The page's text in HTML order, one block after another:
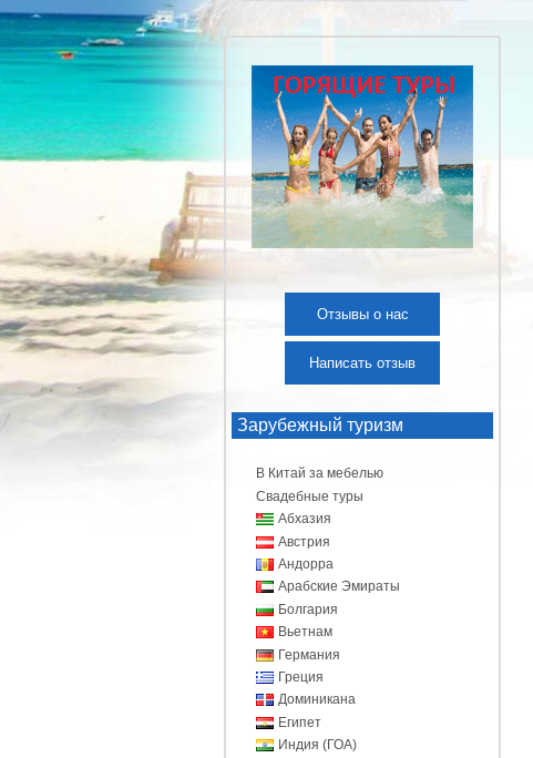
Отзывы о нас
Написать отзыв
Зарубежный туризм
В Китай за мебелью
Свадебные туры
Абхазия
Австрия
Андорра
Арабские Эмираты
Болгария
Вьетнам
Германия
Греция
Доминикана
Египет
Индия (ГОА)